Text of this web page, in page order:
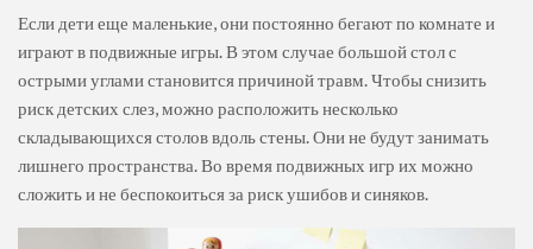
Если дети еще маленькие, они постоянно бегают по комнате и
играют в подвижные игры. В этом случае большой стол с
острыми углами становится причиной травм. Чтобы снизить
риск детских слез, можно расположить несколько
складывающихся столов вдоль стены. Они не будут занимать
лишнего пространства. Во время подвижных игр их можно
сложить и не беспокоиться за риск ушибов и синяков.